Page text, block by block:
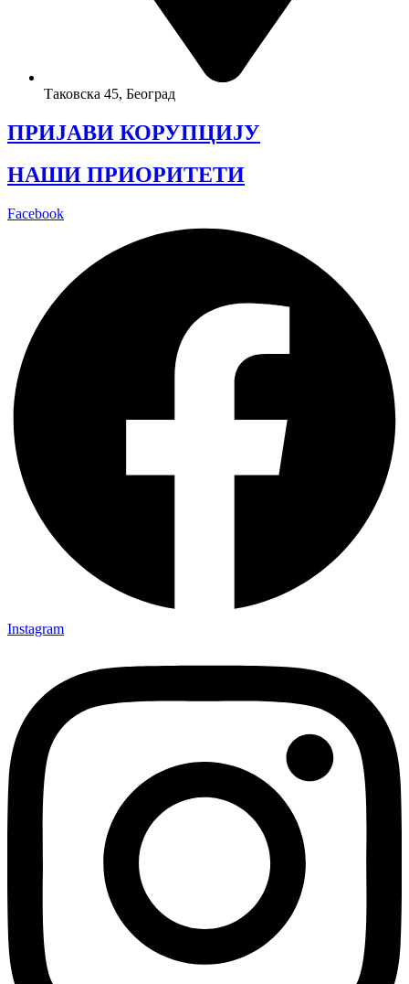
Таковска 45, Београд
ПРИЈАВИ КОРУПЦИЈУ
НАШИ ПРИОРИТЕТИ
Facebook
Instagram